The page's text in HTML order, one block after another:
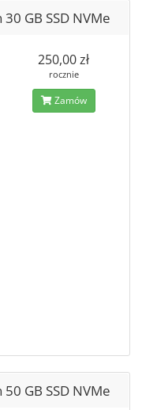
GB SSD NVMe
250,00 zł
rocznie
Zamów
GB SSD NVMe